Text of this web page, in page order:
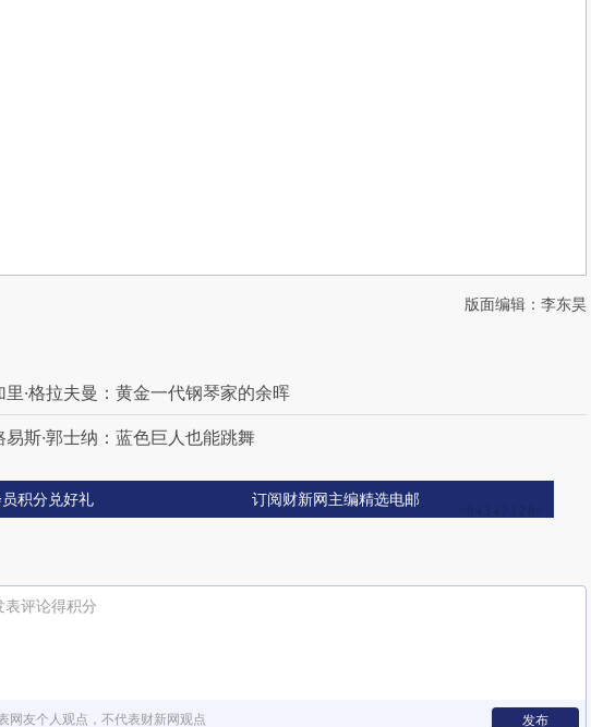
版面编辑：李东昊
·格拉夫曼：黄金一代钢琴家的余晖
斯·郭士纳：蓝色巨人也能跳舞
积分兑好礼 订阅财新网主编精选电邮
表评论得积分
网友个人观点，不代表财新网观点 发布